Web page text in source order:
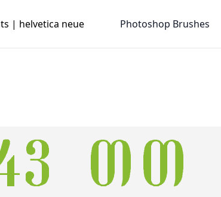
| helvetica neue Photoshop Brushes